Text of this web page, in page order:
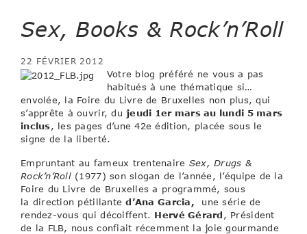
Sex, Books & Rock’n’Roll
22 FÉVRIER 2012
Votre blog préféré ne vous a pas
habitués à une thématique si…
envolée, la Foire du Livre de Bruxelles non plus, qui
s’apprête à ouvrir, dujeudi 1er mars au lundi 5 mars
inclus, les pages d’une 42e édition, placée sous le
signe de la liberté.
Empruntant au fameux trentenaire Sex, Drugs &
Rock’n’Roll(1977) son slogan de l’année, l’équipe de la
Foire du Livre de Bruxelles a programmé, sous
la direction pétillanted’Ana Garcia, une série de
rendez-vous qui décoiffent. Hervé Gérard , Président
de la FLB, nous confiait récemment la joie gourmande